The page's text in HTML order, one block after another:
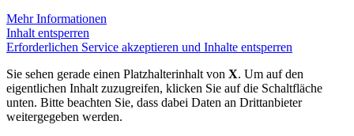
Mehr Informationen
Inhalt entsperren
Erforderlichen Service akzeptieren und Inhalte entsperren
Sie sehen gerade einen Platzhalterinhalt von X. Um auf den
eigentlichen Inhalt zuzugreifen, klicken Sie auf die Schaltfläche
unten. Bitte beachten Sie, dass dabei Daten an Drittanbieter
weitergegeben werden.